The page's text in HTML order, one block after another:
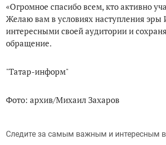
«Огромное спасибо всем, кто активно
Желаю вам в условиях наступления эры
интересными своей аудитории и
обращение.
"Татар-информ"
Фото: архив/Михаил Захаров
Следите за самым важным и интересным в